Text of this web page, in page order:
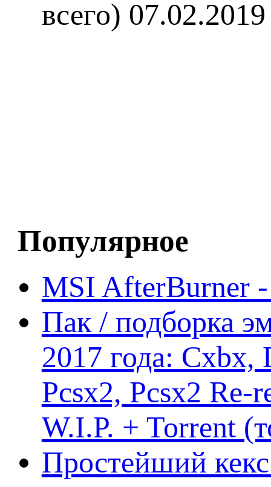
всего) 07.02.2019
Популярное
MSI AfterBurner
Пак / подборка
2017 года:
Pcsx2, Pcsx2
W.I.P. + Torrent
Простейший кекс